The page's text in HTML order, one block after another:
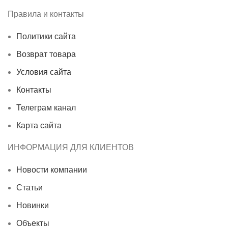
Правила и контакты
Политики сайта
Возврат товара
Условия сайта
Контакты
Телеграм канал
Карта сайта
ИНФОРМАЦИЯ ДЛЯ КЛИЕНТОВ
Новости компании
Статьи
Новинки
Объекты